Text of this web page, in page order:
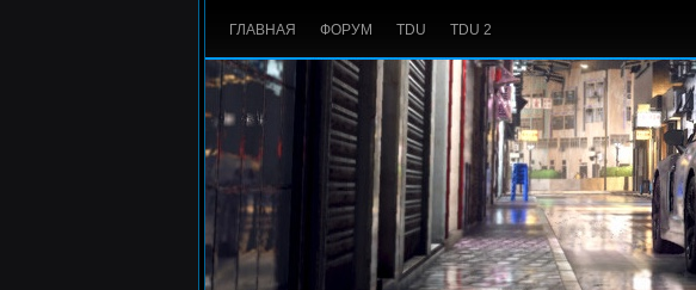
ГЛАВНАЯ ФОРУМ TDU TDU 2